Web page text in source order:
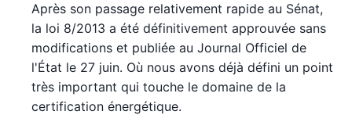
Après son passage relativement rapide au Sénat,
la loi 8/2013 a été définitivement approuvée sans
modifications et publiée au Journal Officiel de
l'État le 27 juin. Où nous avons déjà défini un point
très important qui touche le domaine de la
certification énergétique.